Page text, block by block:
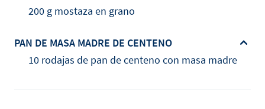
200 g mostaza en grano
PAN DE MASA MADRE DE CENTENO
10 rodajas de pan de centeno con masa madre